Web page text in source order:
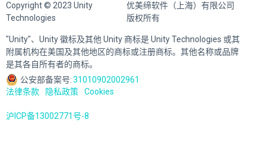
Copyright © 2023 Unity
Technologies
优美缔软件（上海）有限公司
版权所有
"Unity"、Unity 徽标及其他 Unity 商标是 Unity Technologies 或其
附属机构在美国及其他地区的商标或注册商标。其他名称或品牌
是其各自所有者的商标。
公安部备案号:31010902002961
法律条款
隐私政策 Cookies
沪ICP备13002771号-8